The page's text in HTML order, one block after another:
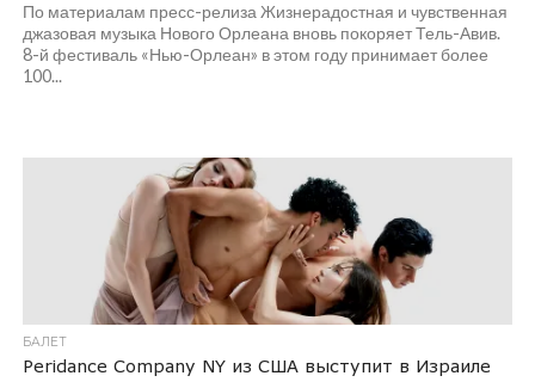
По материалам пресс-релиза Жизнерадостная и чувственная
джазовая музыка Нового Орлеана вновь покоряет Тель-Авив.
8-й фестиваль «Нью-Орлеан» в этом году принимает более
100...
БАЛЕТ
Peridance Company NY из США выступит в Израиле